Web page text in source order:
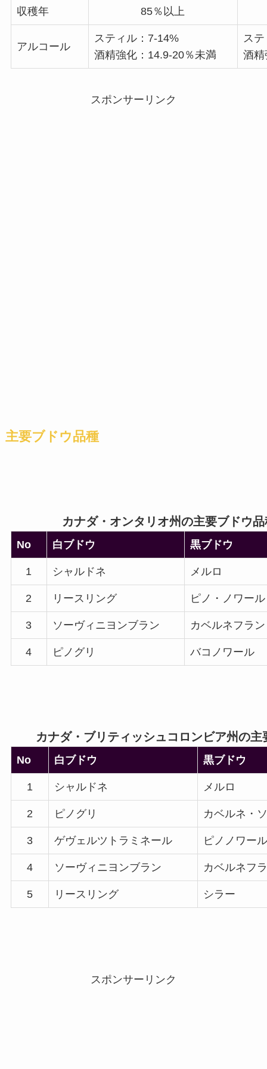
収穫年 85％以上
アルコール
スティル：7-14%
酒精強化：14.9-20％未満
ス
酒精
スポンサーリンク
主要ブドウ品種
カナダ・オンタリオ州の主要ブドウ
No 白ブドウ 黒ブドウ
1 シャルドネ メルロ
2 リースリング ピノ・ノワール
3 ソーヴィニヨンブラン カベルネフラン
4 ピノグリ バコノワール
カナダ・ブリティッシュコロンビア州の主
No 白ブドウ 黒ブドウ
1 シャルドネ メルロ
2 ピノグリ カベルネ・
3 ゲヴェルツトラミネール ピノノワール
4 ソーヴィニヨンブラン カベルネフ
5 リースリング シラー
スポンサーリンク